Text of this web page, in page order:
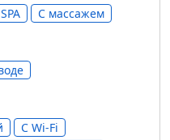
SPA С массажем
С Wi-Fi